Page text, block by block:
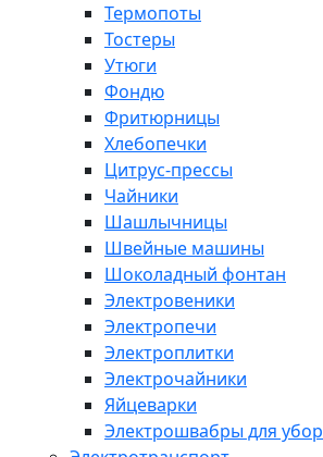
Термопоты
Тостеры
Утюги
Фондю
Фритюрницы
Хлебопечки
Цитрус-прессы
Чайники
Шашлычницы
Швейные машины
Шоколадный фонтан
Электровеники
Электропечи
Электроплитки
Электрочайники
Яйцеварки
Электрошвабры для